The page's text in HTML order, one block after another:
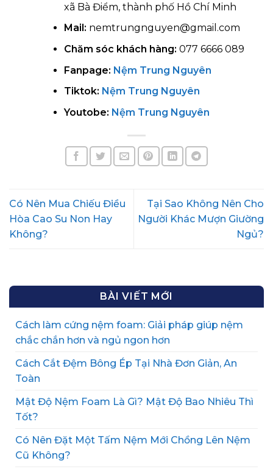
xã Bà Điểm, thành phố Hồ Chí Minh
Mail: nemtrungnguyen@gmail.com
Chăm sóc khách hàng: 077 6666 089
Fanpage: Nệm Trung Nguyên
Tiktok: Nệm Trung Nguyên
Youtobe: Nệm Trung Nguyên
Có Nên Mua Chiếu Điều
Hòa Cao Su Non Hay
Không?
Tại Sao Không Nên Cho
Người Khác Mượn Giường
Ngủ?
BÀI VIẾT MỚI
Cách làm cứng nệm foam: Giải pháp giúp nệm
chắc chắn hơn và ngủ ngon hơn
Cách Cắt Đệm Bông Ép Tại Nhà Đơn Giản, An
Toàn
Mật Độ Nệm Foam Là Gì? Mật Độ Bao Nhiêu Thì
Tốt?
Có Nên Đặt Một Tấm Nệm Mới Chồng Lên Nệm
Cũ Không?